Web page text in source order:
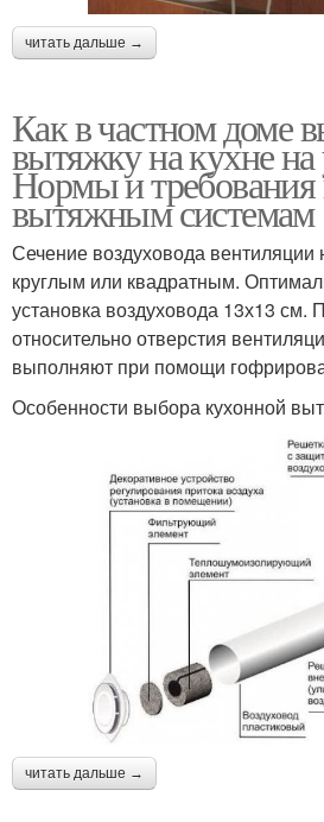
читать дальше →
Как в частном доме
вытяжку на кухне
Нормы и
вытяжным системам
Сечение воздуховода вентиляции
круглым или квадратным.
установка воздуховода 13х13 см.
относительно отверстия
выполняют при помощи
Особенности выбора кухонной
читать дальше →